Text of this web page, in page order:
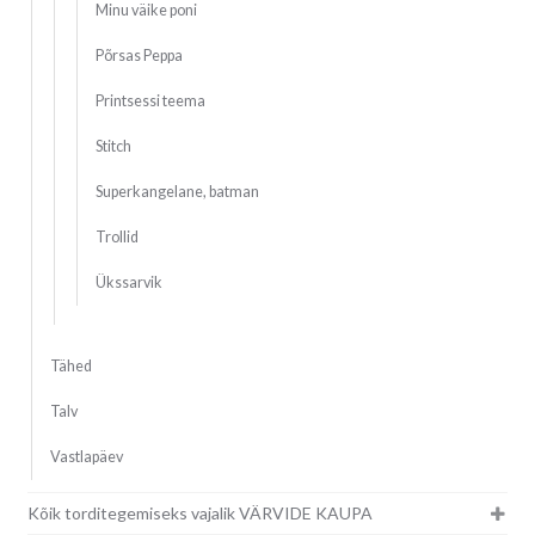
Minu väike poni
Põrsas Peppa
Printsessi teema
Stitch
Superkangelane, batman
Trollid
Ükssarvik
Tähed
Talv
Vastlapäev
Kõik torditegemiseks vajalik VÄRVIDE KAUPA